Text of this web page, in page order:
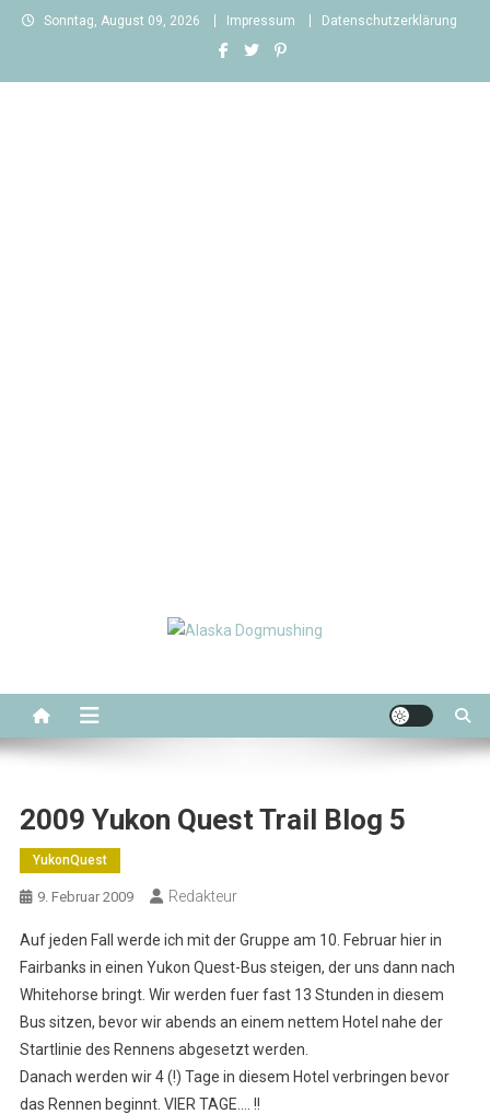
Skip
Sonntag, August 09, 2026 Impressum Datenschutzerklärung
2009 Yukon Quest Trail Blog 5
YukonQuest
9. Februar 2009 Redakteur
Auf jeden Fall werde ich mit der Gruppe am 10. Februar hier in
Fairbanks in einen Yukon Quest-Bus steigen, der uns dann nach
Whitehorse bringt. Wir werden fuer fast 13 Stunden in diesem
Bus sitzen, bevor wir abends an einem nettem Hotel nahe der
Startlinie des Rennens abgesetzt werden.
Danach werden wir 4 (!) Tage in diesem Hotel verbringen bevor
das Rennen beginnt. VIER TAGE…. !!